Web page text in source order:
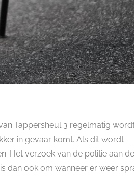
Tappersheul 3 regelmatig
in gevaar komt. Als dit wordt
Het verzoek van de politie aan de
dan ook om wanneer er weer